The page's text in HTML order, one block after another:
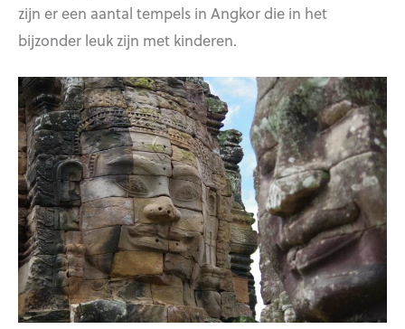
zijn er een aantal tempels in Angkor die in het
bijzonder leuk zijn met kinderen.